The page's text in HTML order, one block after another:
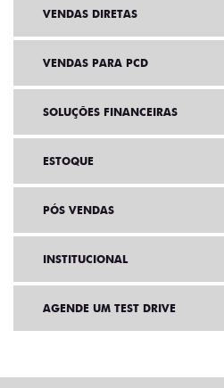
VENDAS DIRETAS
VENDAS PARA PCD
SOLUÇÕES FINANCEIRAS
ESTOQUE
PÓS VENDAS
INSTITUCIONAL
AGENDE UM TEST DRIVE